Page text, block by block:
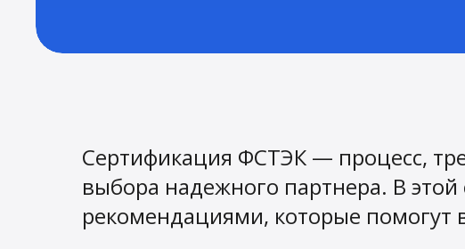
Сертификация ФСТЭК — процесс,
выбора надежного партнера. В
рекомендациями, которые